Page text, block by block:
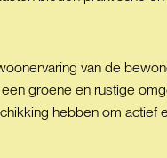
van de
groene en rustige
hebben om actief